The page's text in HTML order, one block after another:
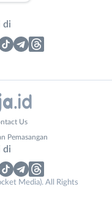
di
Us
Pemasangan
di
Media). All Rights